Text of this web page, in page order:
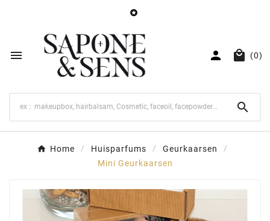

   (0)

Home Huisparfums
Geurkaarsen
Mini Geurkaarsen